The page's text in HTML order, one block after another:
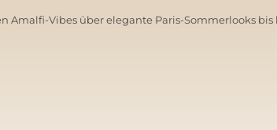
Amalfi-Vibes über elegante Paris-Sommerlooks